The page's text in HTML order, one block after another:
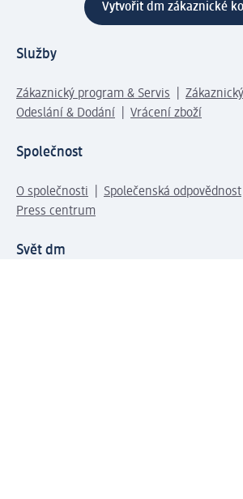
Vytvořit dm zákaznické
Služby
Zákaznický program & Servis
Odeslání & Dodání
Vrácení zboží
Společnost
O společnosti Společenská odpovědnost
Press centrum
Svět dm